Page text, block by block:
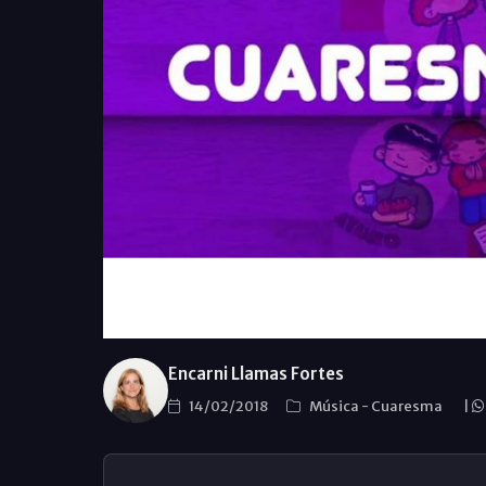
Encarni Llamas Fortes
14/02/2018 Música - Cuaresma